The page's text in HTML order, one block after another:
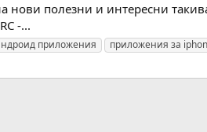
полезни и интересни
-...
приложения приложения за